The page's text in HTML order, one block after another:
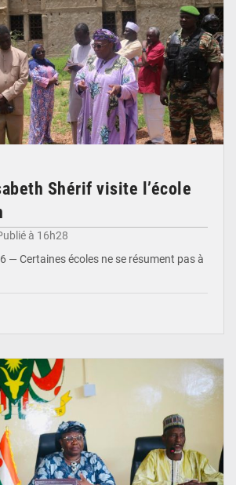
Shérif visite l’école
à 16h28
— Certaines écoles ne se résument pas à